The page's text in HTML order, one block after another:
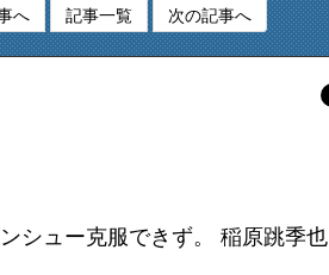
へ 記事一覧 次の記事へ
シュー克服できず。 稲原跳季也